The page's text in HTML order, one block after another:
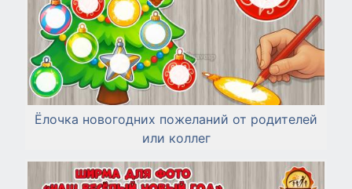
Ёлочка новогодних пожеланий от родителей
или коллег